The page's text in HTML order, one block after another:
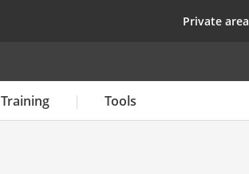
top
Private area
Training Tools